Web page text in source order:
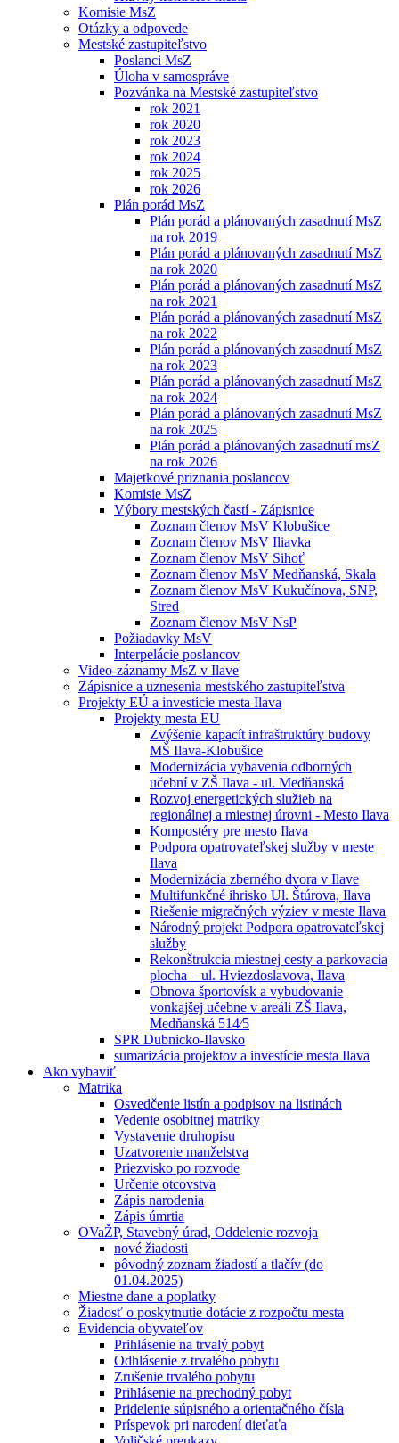
Komisie MsZ
Otázky a odpovede
Mestské zastupiteľstvo
Poslanci MsZ
Úloha v samospráve
Pozvánka na Mestské zastupiteľstvo
rok 2021
rok 2020
rok 2023
rok 2024
rok 2025
rok 2026
Plán porád MsZ
Plán porád a plánovaných zasadnutí MsZ
na rok 2019
Plán porád a plánovaných zasadnutí MsZ
na rok 2020
Plán porád a plánovaných zasadnutí MsZ
na rok 2021
Plán porád a plánovaných zasadnutí MsZ
na rok 2022
Plán porád a plánovaných zasadnutí MsZ
na rok 2023
Plán porád a plánovaných zasadnutí MsZ
na rok 2024
Plán porád a plánovaných zasadnutí MsZ
na rok 2025
Plán porád a plánovaných zasadnutí msZ
na rok 2026
Majetkové priznania poslancov
Komisie MsZ
Výbory mestských častí - Zápisnice
Zoznam členov MsV Klobušice
Zoznam členov MsV Iliavka
Zoznam členov MsV Sihoť
Zoznam členov MsV Medňanská, Skala
Zoznam členov MsV Kukučínova, SNP,
Stred
Zoznam členov MsV NsP
Požiadavky MsV
Interpelácie poslancov
Video-záznamy MsZ v Ilave
Zápisnice a uznesenia mestského zastupiteľstva
Projekty EÚ a investície mesta Ilava
Projekty mesta EU
Zvýšenie kapacít infraštruktúry budovy
MŠ Ilava-Klobušice
Modernizácia vybavenia odborných
učební v ZŠ Ilava - ul. Medňanská
Rozvoj energetických služieb na
regionálnej a miestnej úrovni - Mesto Ilava
Kompostéry pre mesto Ilava
Podpora opatrovateľskej služby v meste
Ilava
Modernizácia zberného dvora v Ilave
Multifunkčné ihrisko Ul. Štúrova, Ilava
Riešenie migračných výziev v meste Ilava
Národný projekt Podpora opatrovateľskej
služby
Rekonštrukcia miestnej cesty a parkovacia
plocha – ul. Hviezdoslavova, Ilava
Obnova športovísk a vybudovanie
vonkajšej učebne v areáli ZŠ Ilava,
Medňanská 514⁄5
SPR Dubnicko-Ilavsko
sumarizácia projektov a investície mesta Ilava
Ako vybaviť
Matrika
Osvedčenie listín a podpisov na listinách
Vedenie osobitnej matriky
Vystavenie druhopisu
Uzatvorenie manželstva
Priezvisko po rozvode
Určenie otcovstva
Zápis narodenia
Zápis úmrtia
OVaŽP, Stavebný úrad, Oddelenie rozvoja
nové žiadosti
pôvodný zoznam žiadostí a tlačív (do
01.04.2025)
Miestne dane a poplatky
Žiadosť o poskytnutie dotácie z rozpočtu mesta
Evidencia obyvateľov
Prihlásenie na trvalý pobyt
Odhlásenie z trvalého pobytu
Zrušenie trvalého pobytu
Prihlásenie na prechodný pobyt
Pridelenie súpisného a orientačného čísla
Príspevok pri narodení dieťaťa